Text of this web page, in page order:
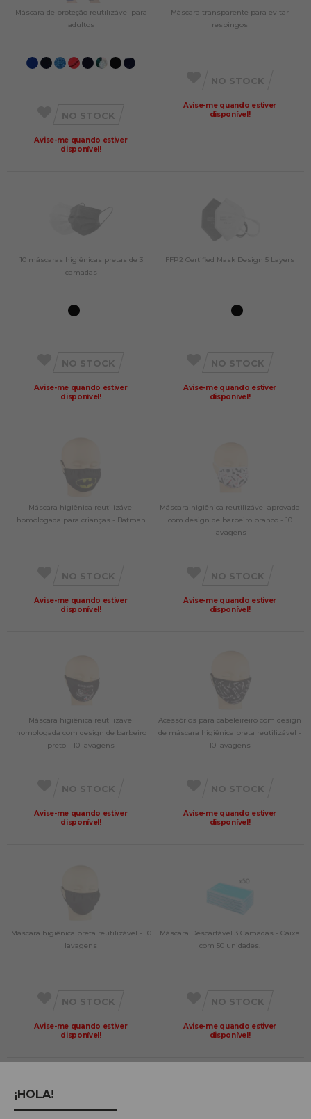
Máscara de proteção reutilizável para
adultos
NO STOCK
Avise-me quando estiver
disponível!
Máscara transparente para evitar
respingos
NO STOCK
Avise-me quando estiver
disponível!
10 máscaras higiênicas pretas de 3
camadas
NO STOCK
Avise-me quando estiver
disponível!
FFP2 Certified Mask Design 5 Layers
NO STOCK
Avise-me quando estiver
disponível!
Máscara higiênica reutilizável
homologada para crianças - Batman
NO STOCK
Avise-me quando estiver
disponível!
Máscara higiênica reutilizável aprovada
com design de barbeiro branco - 10
lavagens
NO STOCK
Avise-me quando estiver
disponível!
Máscara higiênica reutilizável
homologada com design de barbeiro
preto - 10 lavagens
NO STOCK
Avise-me quando estiver
disponível!
Acessórios para cabeleireiro com design
de máscara higiênica preta reutilizável -
10 lavagens
NO STOCK
Avise-me quando estiver
disponível!
Máscara higiênica preta reutilizável - 10
lavagens
NO STOCK
Avise-me quando estiver
disponível!
Máscara Descartável 3 Camadas - Caixa
com 50 unidades.
NO STOCK
Avise-me quando estiver
disponível!
¡HOLA!